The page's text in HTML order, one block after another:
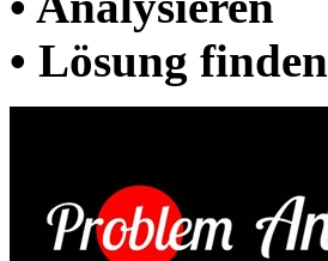
• Lösung finden